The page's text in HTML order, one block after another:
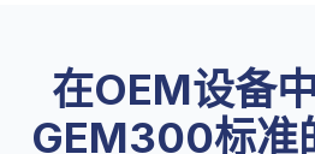
在OEM设备
GEM300标准